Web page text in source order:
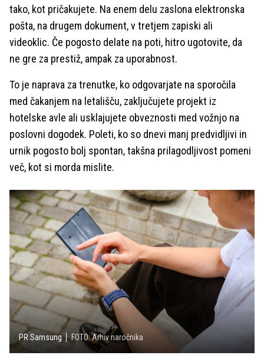
tako, kot pričakujete. Na enem delu zaslona elektronska
pošta, na drugem dokument, v tretjem zapiski ali
videoklic. Če pogosto delate na poti, hitro ugotovite, da
ne gre za prestiž, ampak za uporabnost.
To je naprava za trenutke, ko odgovarjate na sporočila
med čakanjem na letališču, zaključujete projekt iz
hotelske avle ali usklajujete obveznosti med vožnjo na
poslovni dogodek. Poleti, ko so dnevi manj predvidljivi in
urnik pogosto bolj spontan, takšna prilagodljivost pomeni
več, kot si morda mislite.
PR Samsung FOTO: Arhiv naročnika